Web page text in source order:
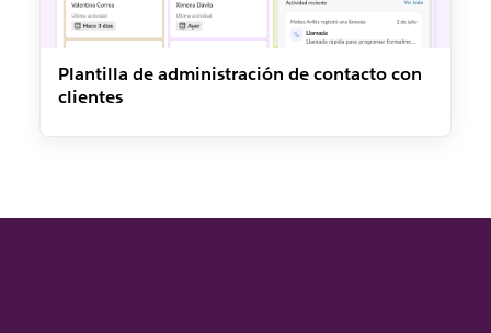
Plantilla de administración de contacto con
clientes